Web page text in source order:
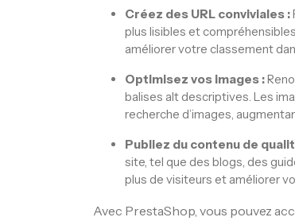
Créez des URL conviviales :
plus lisibles et
améliorer votre classement
Optimisez vos images :
balises alt descriptives. Les
recherche d’images,
Publiez du contenu de
site, tel que des blogs, des
plus de visiteurs et améliorer
Avec PrestaShop, vous pouvez